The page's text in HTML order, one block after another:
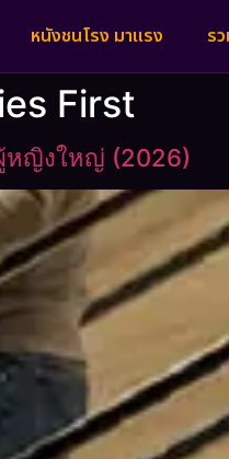
หนังชนโรง มาแรง ร
First
หญิงใหญ่ (2026)